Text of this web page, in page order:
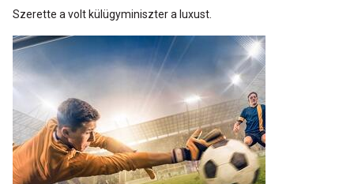
Szerette a volt külügyminiszter a luxust.